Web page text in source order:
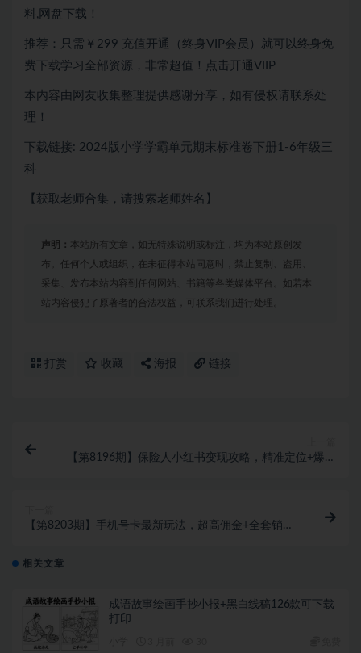
料,网盘下载！
推荐：只需￥299 充值开通（终身VIP会员）就可以终身免
费下载学习全部资源，非常超值！点击开通VIIP
本内容由网友收集整理提供感谢分享，如有侵权请联系处
理！
下载链接: 2024版小学学霸单元期末标准卷下册1-6年级三
科
【获取老师合集，请搜索老师姓名】
声明： 本站所有文章，如无特殊说明或标注，均为本站原创发
布。任何个人或组织，在未征得本站同意时，禁止复制、盗用、
采集、发布本站内容到任何网站、书籍等各类媒体平台。如若本
站内容侵犯了原著者的合法权益，可联系我们进行处理。
打赏 收藏 海报 链接
【第8196期】保险人小红书变现攻略，精准定位+爆款
【第8203期】手机号卡最新玩法，超高佣金+全套销售
相关文章
成语故事绘画手抄小报+黑白线稿126款可下载
打印